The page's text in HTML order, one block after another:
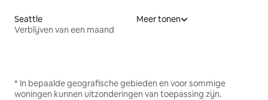
Seattle
Verblijven van een maand
Meer tonen
* In bepaalde geografische gebieden en voor sommige
woningen kunnen uitzonderingen van toepassing zijn.